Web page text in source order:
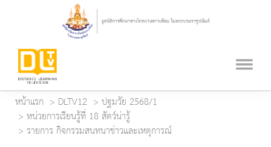
หน้าแรก DLTV12
ปฐมวัย 2568/1
หน่วยการเรียนรู้ที่ 18 สัตว์น่ารู้
รายการ กิจกรรมสนทนาข่าวและเหตุการณ์